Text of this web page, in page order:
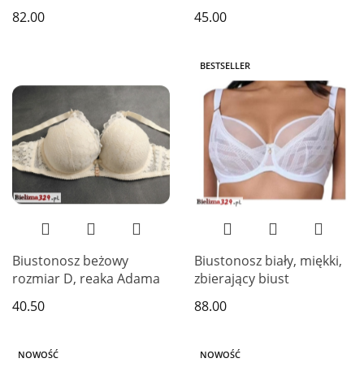
82.00
45.00
Biustonosz beżowy
rozmiar D, reaka Adama
40.50
BESTSELLER
Biustonosz biały, miękki,
zbierający biust
88.00
NOWOŚĆ NOWOŚĆ